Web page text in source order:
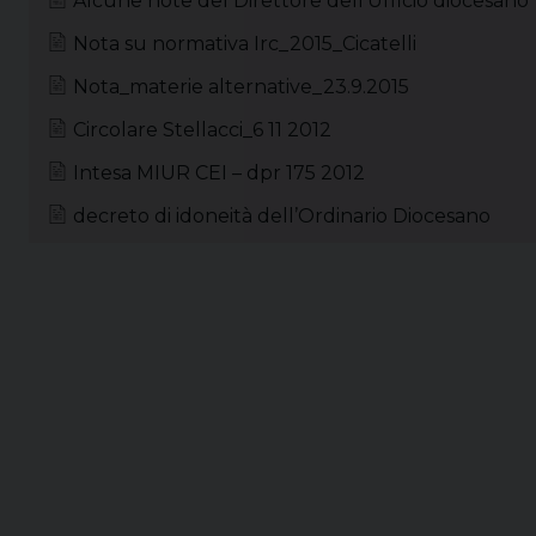
Nota su normativa Irc_2015_Cicatelli
Nota_materie alternative_23.9.2015
Circolare Stellacci_6 11 2012
Intesa MIUR CEI – dpr 175 2012
decreto di idoneità dell’Ordinario Diocesano